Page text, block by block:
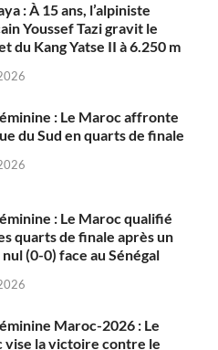
: À 15 ans, l’alpiniste
Youssef Tazi gravit le
du Kang Yatse II à 6.250 m
: Le Maroc affronte
du Sud en quarts de finale
: Le Maroc qualifié
quarts de finale après un
(0-0) face au Sénégal
Maroc-2026 : Le
vise la victoire contre le